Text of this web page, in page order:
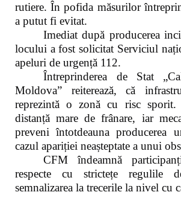
rutiere. În pofida măsurilor
a putut fi evitat.
Imediat după producerea
locului a fost solicitat Serviciul
apeluri de urgență 112.
Întreprinderea de Stat
Moldova” reiterează, că
reprezintă o zonă cu risc
distanță mare de frânare, iar
preveni întotdeauna producerea
cazul apariției neașteptate a unui
CFM îndeamnă
respecte cu strictețe regulile
semnalizarea la trecerile la nivel cu